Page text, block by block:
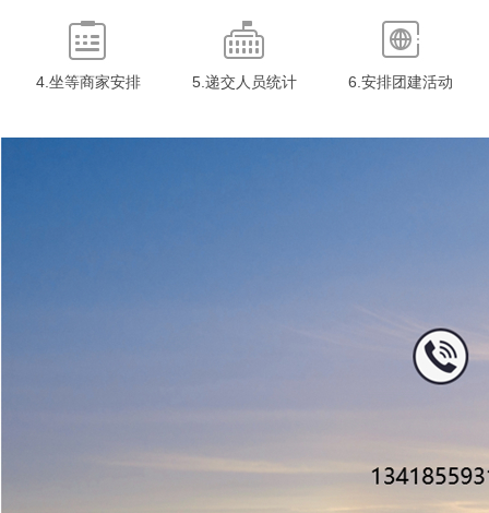
4.坐等商家安排 5.递交人员统计 6.安排团建活动